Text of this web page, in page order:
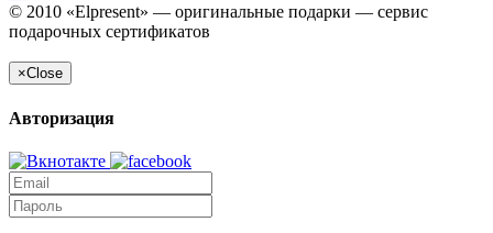
© 2010 «Elpresent» — оригинальные подарки — сервис
подарочных сертификатов
×Close
Авторизация